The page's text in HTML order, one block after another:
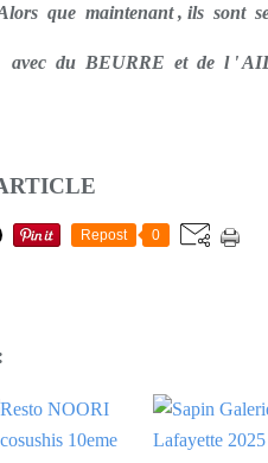
que maintenant , ils sont
avec du BEURRE et de l '
Repost 0